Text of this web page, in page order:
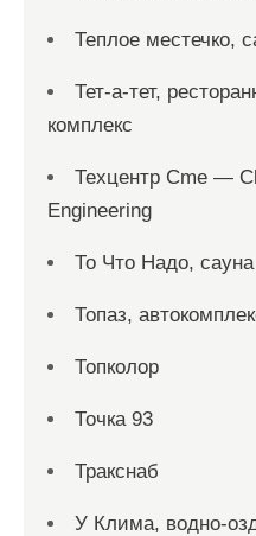
Теплое местечко,
Тет-а-тет,
комплекс
Техцентр Cme —
Engineering
То Что Надо, сауна
Топаз,
Топколор
Точка 93
Тракснаб
У Клима, водно-